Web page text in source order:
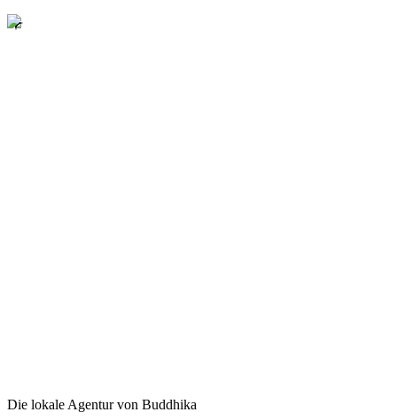
Die lokale Agentur von Buddhika